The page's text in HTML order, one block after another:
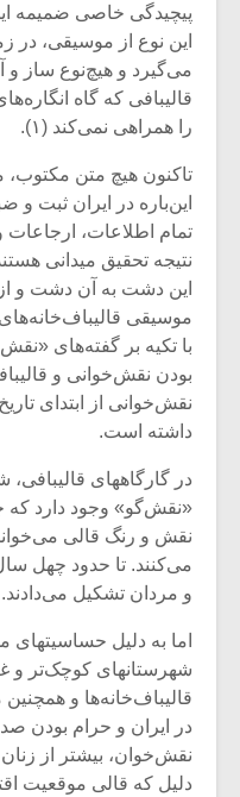
پیچیدگی خاصی ضمیمه
این نوع از موسیقی، در
می‌گیرد و هیچ‌نوع ساز و‌
قالیبافی که گاه
را همراهی نمی‌کند (۱).
تاکنون هیچ متن مکتوب،
این‌باره در ایران ثبت
تمام اطلاعات، ارجاعات
نتیجه تحقیق میدانی
این دشت به آن دشت و از
موسیقی
با تکیه بر گفته‌های
بودن نقش‌خوانی و
نقش‌خوانی از ابتدای
داشته است.
در گارگاههای
«نقش‌گو» وجود دارد که
نقش و رنگ قالی می‌خواند
می‌کنند. تا حدود چهل
و مردان تشکیل می‌دادند.
اما به دلیل حساسیتهای
شهرستانهای کوچک‌تر و
قالیباف‌خانه‌ها و
در ایران و حرام بودن
نقش‌خوان، بیشتر از
دلیل که قالی موقعیت
یادداشتی
متن فیلم
شیش و
اگر نمی
بدنام